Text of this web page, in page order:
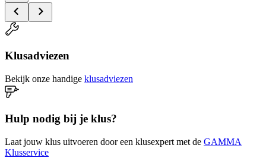
Klusadviezen
Bekijk onze handige klusadviezen
Hulp nodig bij je klus?
Laat jouw klus uitvoeren door een klusexpert met de GAMMA
Klusservice